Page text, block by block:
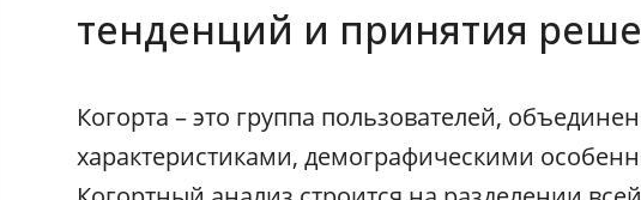
тенденций и принятия
Когорта – это группа пользователей,
характеристиками, демографическими